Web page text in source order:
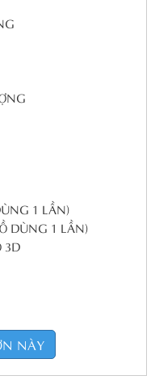
1 LẦN)
DÙNG 1 LẦN)
3D
NÀY